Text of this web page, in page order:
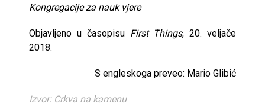
Kongregacije za nauk vjere
Objavljeno u časopisu First Things, 20. veljače
2018.
S engleskoga preveo: Mario Glibić
Izvor: Crkva na kamenu